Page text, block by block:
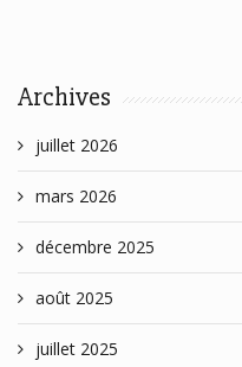
Archives
juillet 2026
mars 2026
décembre 2025
août 2025
juillet 2025